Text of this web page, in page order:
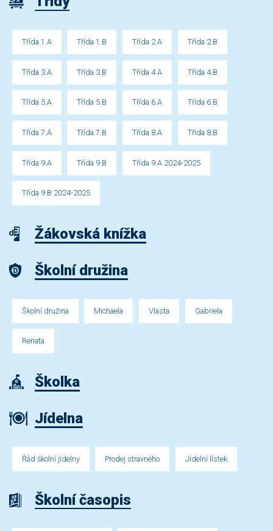
Třída 1.A Třída 1.B Třída 2.A Třída 2.B
Třída 3.A Třída 3.B Třída 4.A Třída 4.B
Třída 5.A Třída 5.B Třída 6.A Třída 6.B
Třída 7.A Třída 7.B Třída 8.A Třída 8.B
Třída 9.A Třída 9.B Třída 9.A 2024-2025
Třída 9.B 2024-2025
Žákovská knížka
Školní družina
Školní družina Michaela Vlasta Gabriela
Renata
Školka
Jídelna
Řád školní jídelny Prodej stravného Jídelní lístek
Školní časopis